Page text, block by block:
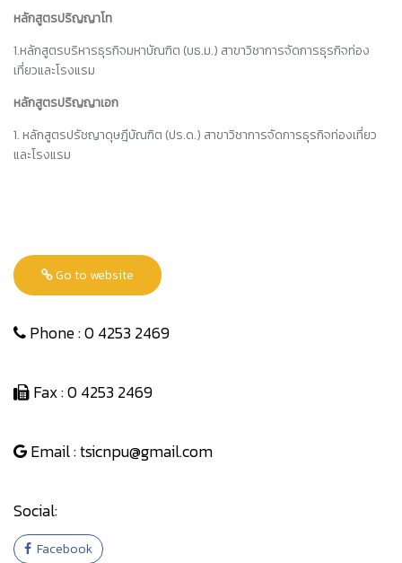
หลักสูตรปริญญาโท
1.หลักสูตรบริหารธุรกิจมหาบัณฑิต (บธ.ม.) สาขาวิชาการจัดการธุรกิจท่อง
เที่ยวและโรงแรม
หลักสูตรปริญญาเอก
1. หลักสูตรปรัชญาดุษฎีบัณฑิต (ปร.ด.) สาขาวิชาการจัดการธุรกิจท่องเที่ยว
และโรงแรม
Go to website
Phone : 0 4253 2469
Fax : 0 4253 2469
Email : tsicnpu@gmail.com
Social:
Facebook